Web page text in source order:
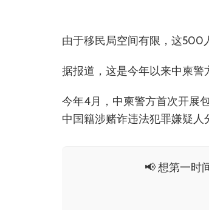
由于移民局空间有限，这500
据报道，这是今年以来中柬警
今年4月，中柬警方首次开展
中国籍涉赌诈违法犯罪嫌疑人
📢 想第一时